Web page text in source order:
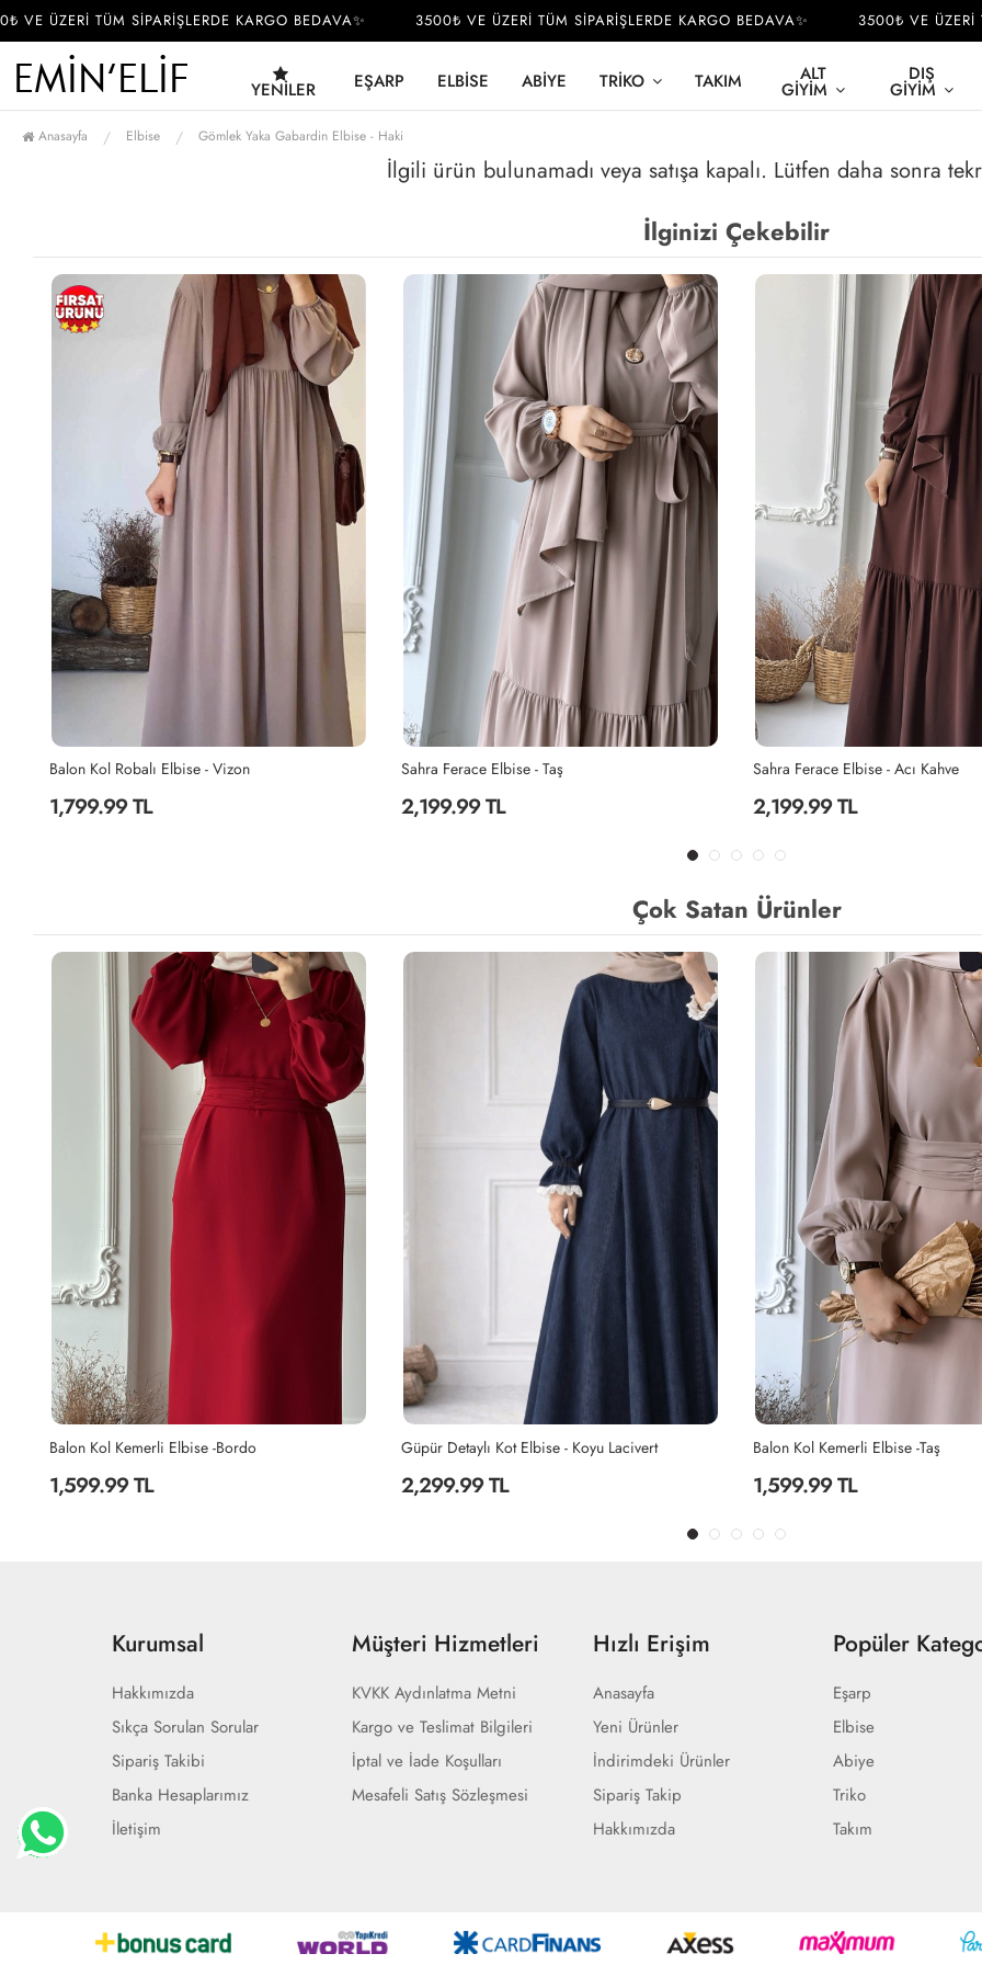
ÜZERİ TÜM SİPARİŞLERDE KARGO BEDAVA✨ 3500₺ VE ÜZERİ TÜM SİPARİŞLERDE KARGO BEDAVA✨ 3500₺ VE ÜZERİ
YENILER EŞARP ELBISE ABIYE TRIKO TAKIM ALT
GIYIM
DIŞ
GIYIM
Anasayfa Elbise Gömlek Yaka Gabardin Elbise - Haki
İlgili ürün bulunamadı veya satışa kapalı. Lütfen daha sonra
İlginizi Çekebilir
Sahra Ferace Elbise - Taş
2,199.99 TL
Sahra Ferace Elbise - Acı Kahve
2,199.99 TL
Sahra Ferace Elbise - Siyah
2,199.99 TL
Çok Satan Ürünler
Güpür Detaylı Kot Elbise - Koyu Lacivert
2,299.99 TL
Balon Kol Kemerli Elbise -Taş
1,599.99 TL
Çiçek İşlemeli Düğme Detaylı Elbise
2,499.99 TL
Kurumsal
Hakkımızda
Sıkça Sorulan Sorular
Sipariş Takibi
Banka Hesaplarımız
İletişim
Müşteri Hizmetleri
KVKK Aydınlatma Metni
Kargo ve Teslimat Bilgileri
İptal ve İade Koşulları
Mesafeli Satış Sözleşmesi
Hızlı Erişim
Anasayfa
Yeni Ürünler
İndirimdeki Ürünler
Sipariş Takip
Hakkımızda
Popüler
Eşarp
Elbise
Abiye
Triko
Takım